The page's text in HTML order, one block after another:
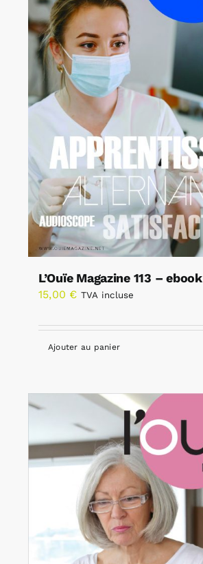
L’Ouïe Magazine 113 – ebook
15,00 € TVA incluse
Ajouter au panier